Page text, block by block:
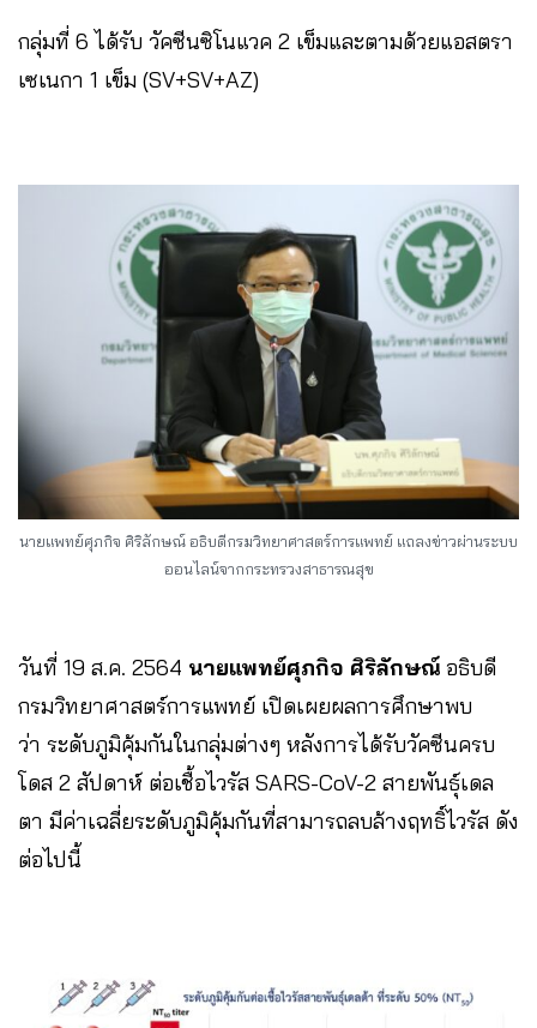
กลุ่มที่ 6 ได้รับ วัคซีนซิโนแวค 2 เข็มและตามด้วยแอสตรา
เซเนกา 1 เข็ม (SV+SV+AZ)
นายแพทย์ศุภกิจ ศิริลักษณ์ อธิบดีกรมวิทยาศาสตร์การแพทย์ แถลงข่าวผ่านระบบ
ออนไลน์จากกระทรวงสาธารณสุข
วันที่ 19 ส.ค. 2564 นายแพทย์ศุภกิจ ศิริลักษณ์ อธิบดี
กรมวิทยาศาสตร์การแพทย์ เปิดเผยผลการศึกษาพบ
ว่า ระดับภูมิคุ้มกันในกลุ่มต่างๆ หลังการได้รับวัคซีนครบ
โดส 2 สัปดาห์ ต่อเชื้อไวรัส SARS-CoV-2 สายพันธุ์เดล
ตา มีค่าเฉลี่ยระดับภูมิคุ้มกันที่สามารถลบล้างฤทธิ์ไวรัส ดัง
ต่อไปนี้